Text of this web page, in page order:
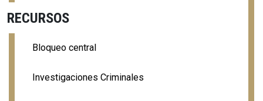
RECURSOS
Bloqueo central
Investigaciones Criminales